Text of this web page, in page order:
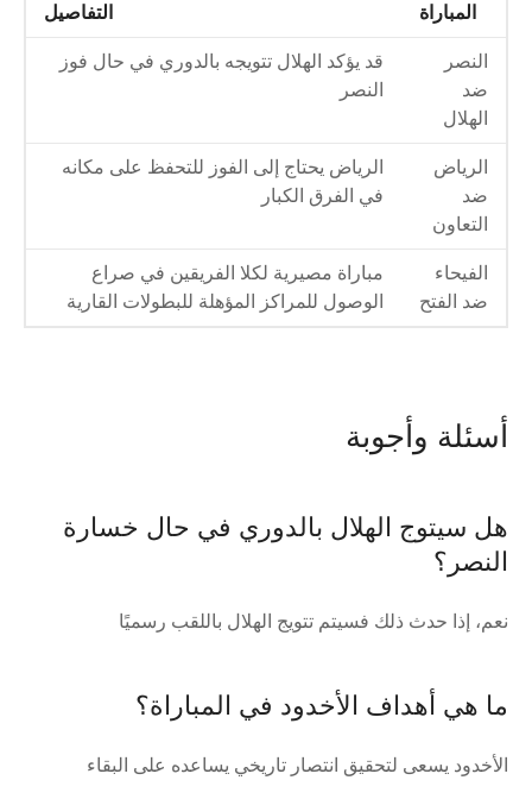
المباراة التفاصيل
النصر
ضد
الهلال
قد يؤكد الهلال تتويجه بالدوري في حال فوز
النصر
الرياض
ضد
التعاون
الرياض يحتاج إلى الفوز للتحفظ على مكانه
في الفرق الكبار
الفيحاء
ضد الفتح
مباراة مصيرية لكلا الفريقين في صراع
الوصول للمراكز المؤهلة للبطولات القارية
أسئلة وأجوبة
هل سيتوج الهلال بالدوري في حال خسارة
النصر؟
نعم، إذا حدث ذلك فسيتم تتويج الهلال باللقب رسميًا
ما هي أهداف الأخدود في المباراة؟
الأخدود يسعى لتحقيق انتصار تاريخي يساعده على البقاء